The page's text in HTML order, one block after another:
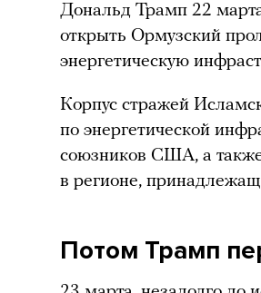
Дональд Трамп 22
открыть Ормузский
энергетическую
Корпус стражей
по энергетической
союзников США, а
в регионе,
Потом Трамп